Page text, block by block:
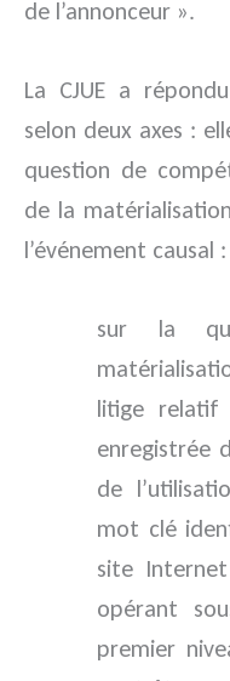
de l’annonceur ».
La CJUE a
selon deux axes :
question de
de la
l’événement causal :
sur la
litige relatif
enregistrée
de
mot clé
site
opérant
premier